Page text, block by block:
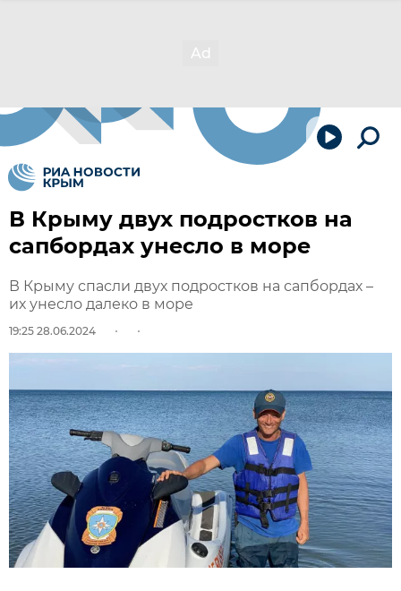
В Крыму двух подростков на
сапбордах унесло в море
В Крыму спасли двух подростков на сапбордах –
их унесло далеко в море
19:25 28.06.2024